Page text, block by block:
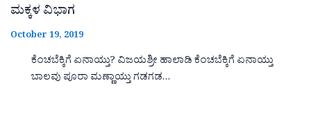
ಮಕ್ಕಳ ವಿಭಾಗ
October 19, 2019
ಕೆಂಚಬೆಕ್ಕಿಗೆ ಏನಾಯ್ತು? ವಿಜಯಶ್ರೀ ಹಾಲಾಡಿ ಕೆಂಚಬೆಕ್ಕಿಗೆ ಏನಾಯ್ತು
ಬಾಲವು ಪೂರಾ ಮಣ್ಣಾಯ್ತು ಗಡಗಡ…